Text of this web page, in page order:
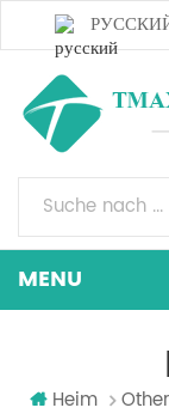
Heim